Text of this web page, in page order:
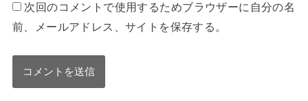
次回のコメントで使用するためブラウザーに自分の名
前、メールアドレス、サイトを保存する。